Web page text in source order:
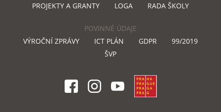
PROJEKTY A GRANTY
LOGA RADA ŠKOLY
POVINNÉ ÚDAJE
VÝROČNÍ ZPRÁVY
ICT PLÁN GDPR
99/2019
ŠVP